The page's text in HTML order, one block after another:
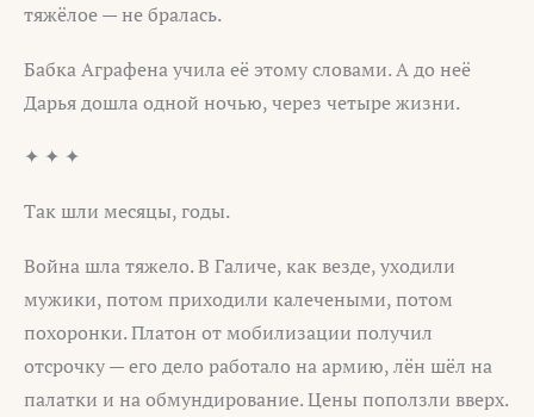
тяжёлое — не бралась.
Бабка Аграфена учила её этому словами. А до неё
Дарья дошла одной ночью, через четыре жизни.
✦ ✦ ✦
Так шли месяцы, годы.
Война шла тяжело. В Галиче, как везде, уходили
мужики, потом приходили калечеными, потом
похоронки. Платон от мобилизации получил
отсрочку — его дело работало на армию, лён шёл на
палатки и на обмундирование. Цены поползли вверх.